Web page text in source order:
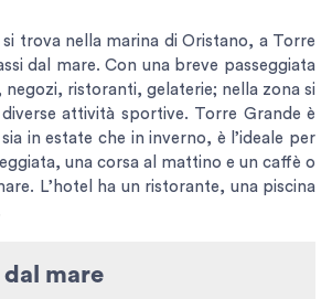
si trova nella marina di Oristano, a Torre
dal mare. Con una breve passeggiata
negozi, ristoranti, gelaterie; nella zona si
attività sportive. Torre Grande è
in estate che in inverno, è l’ideale per
una corsa al mattino e un caffè o
L’hotel ha un ristorante, una piscina
dal mare